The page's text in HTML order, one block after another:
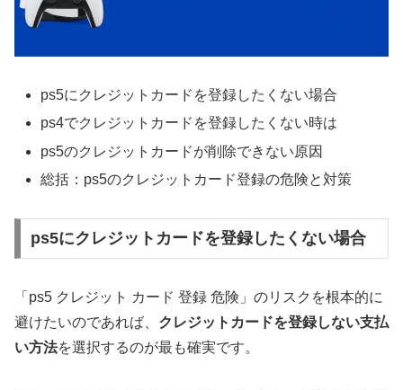
ps5にクレジットカードを登録したくない場合
ps4でクレジットカードを登録したくない時は
ps5のクレジットカードが削除できない原因
総括：ps5のクレジットカード登録の危険と対策
ps5にクレジットカードを登録したくない場合
「ps5 クレジット カード 登録 危険」のリスクを根本的に
避けたいのであれば、 クレジットカードを登録しない支払
い方法を選択するのが最も確実です。